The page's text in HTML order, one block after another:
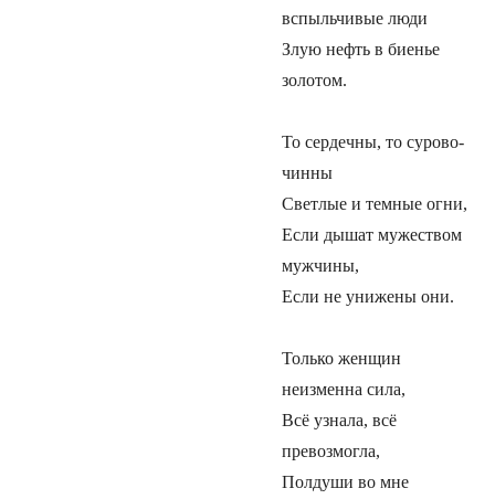
вспыльчивые люди
Злую нефть в биенье
золотом.
То сердечны, то сурово-
чинны
Светлые и темные огни,
Если дышат мужеством
мужчины,
Если не унижены они.
Только женщин
неизменна сила,
Всё узнала, всё
превозмогла,
Полдуши во мне